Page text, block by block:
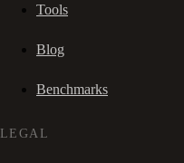
Tools
Blog
Benchmarks
LEGAL